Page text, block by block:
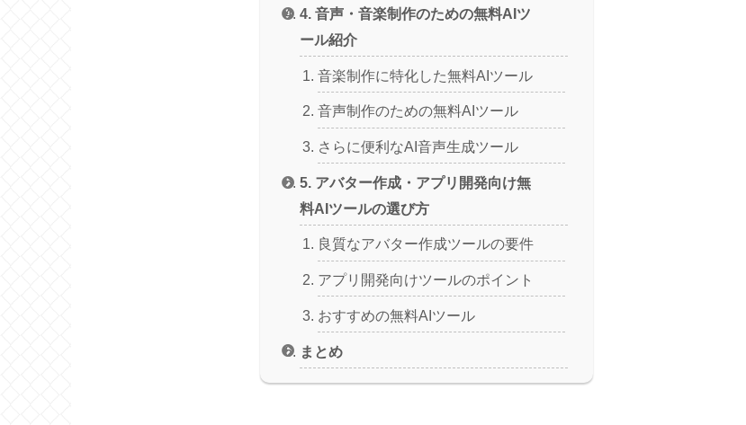
4. 音声・音楽制作のための無料AIツ
ール紹介
音楽制作に特化した無料AIツール
音声制作のための無料AIツール
さらに便利なAI音声生成ツール
5. アバター作成・アプリ開発向け無
料AIツールの選び方
良質なアバター作成ツールの要件
アプリ開発向けツールのポイント
おすすめの無料AIツール
まとめ